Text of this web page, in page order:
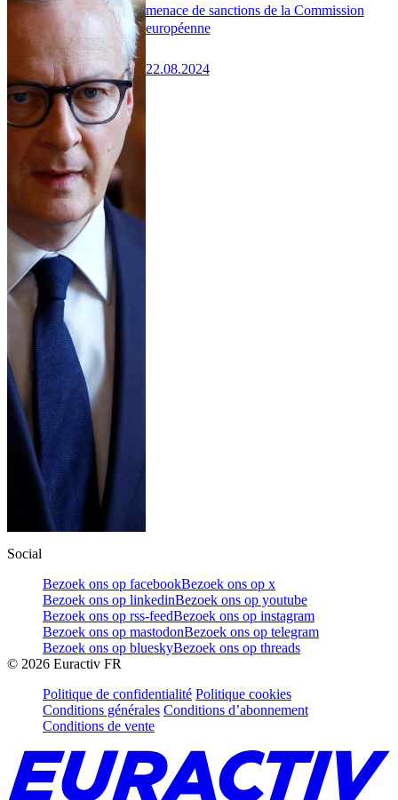
menace de sanctions de la Commission
européenne
22.08.2024
Social
Bezoek ons op facebookBezoek ons op x
Bezoek ons op linkedinBezoek ons op youtube
Bezoek ons op rss-feedBezoek ons op instagram
Bezoek ons op mastodonBezoek ons op telegram
Bezoek ons op blueskyBezoek ons op threads
© 2026 Euractiv FR
Politique de confidentialité Politique cookies
Conditions générales Conditions d’abonnement
Conditions de vente